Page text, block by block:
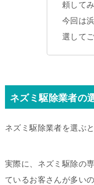
頼して
今回は
選して
ネズミ駆除業者の
ネズミ駆除業者を選ぶ
実際に、ネズミ駆除の
ているお客さんが多い